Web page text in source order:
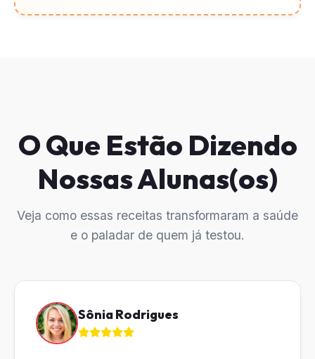
O Que Estão Dizendo
Nossas Alunas(os)
Veja como essas receitas transformaram a saúde
e o paladar de quem já testou.
Sônia Rodrigues